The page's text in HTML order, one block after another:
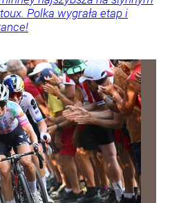
Polka wygrała etap i